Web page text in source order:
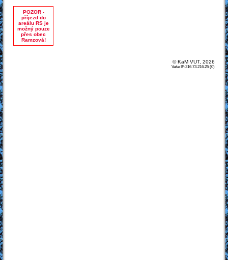
POZOR -
příjezd do
areálu RS je
možný pouze
přes obec
Ramzová!
© KaM VUT, 2026
Vaše IP:216.73.216.25 (0)